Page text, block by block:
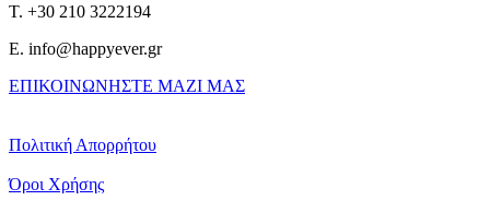
T. +30 210 3222194
E. info@happyever.gr
ΕΠΙΚΟΙΝΩΝΗΣΤΕ ΜΑΖΙ ΜΑΣ
Πολιτική Απορρήτου
Όροι Χρήσης